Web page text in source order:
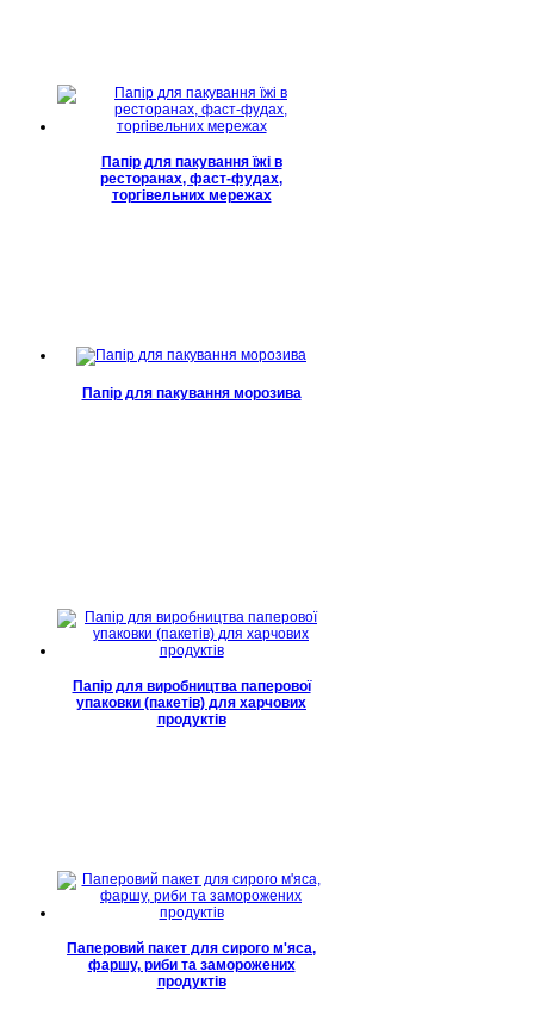
Папір для пакування їжі в
ресторанах, фаст-фудах,
торгівельних мережах
Папір для пакування морозива
Папір для виробництва паперової
упаковки (пакетів) для харчових
продуктів
Паперовий пакет для сирого м'яса,
фаршу, риби та заморожених
продуктів